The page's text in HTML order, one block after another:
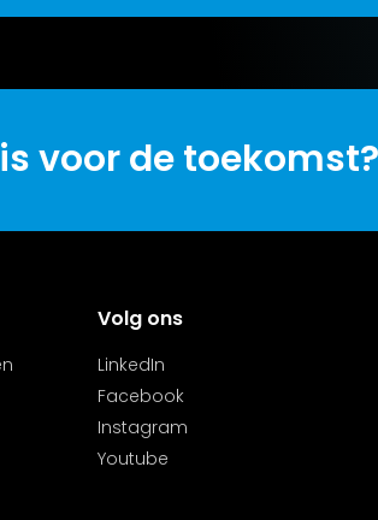
voor de
Volg ons
LinkedIn
Facebook
Instagram
Youtube